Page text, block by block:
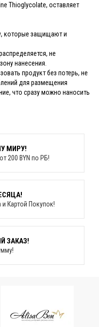
Thioglycolate, оставляет
которые защищают и
не
нанесения.
продукт без потерь, не
для размещения
что сразу можно наносить
МИРУ!
200 BYN по РБ!
Картой Покупок!
ЗАКАЗ!